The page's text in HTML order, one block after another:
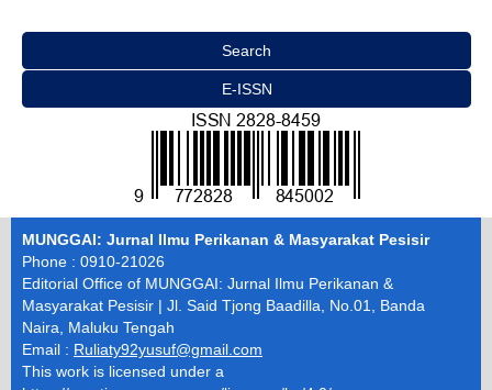
Search
E-ISSN
MUNGGAI: Jurnal Ilmu Perikanan & Masyarakat Pesisir
Phone : 0910-21026
Editorial Office of MUNGGAI: Jurnal Ilmu Perikanan &
Masyarakat Pesisir | Jl. Said Tjong Baadilla, No.01, Banda
Naira, Maluku Tengah
Email : Ruliaty92yusuf@gmail.com
This work is licensed under a